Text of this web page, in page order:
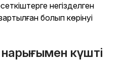
негізделген
болып көрінуі
күшті